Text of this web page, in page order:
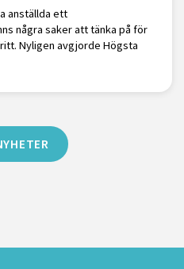
anställda ett
några saker att tänka på för
Nyligen avgjorde Högsta